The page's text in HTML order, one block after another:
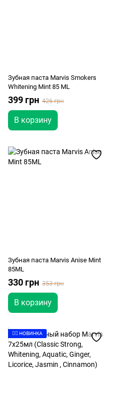
Зубная паста Marvis Smokers
Whitening Mint 85 ML
399 грн 426 грн
В корзину
Зубная паста Marvis Anise Mint
85ML
330 грн 353 грн
В корзину
👉🏻 НОВИНКА